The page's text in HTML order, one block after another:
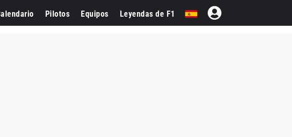
Pilotos Equipos Leyendas de F1